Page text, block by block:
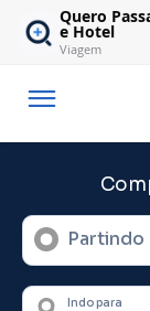
Quero
e Hotel
Viagem
Partindo
Indo para